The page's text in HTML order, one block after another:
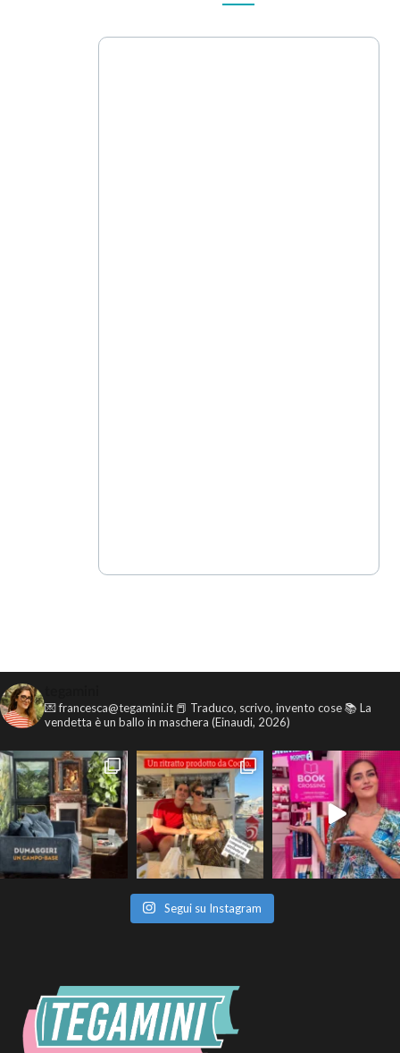
💌 francesca@tegamini.it 📕 Traduco, scrivo, invento cose📚 La
vendetta è un ballo in maschera (Einaudi, 2026)
Segui su Instagram